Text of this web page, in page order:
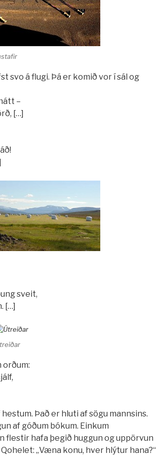
svo á flugi. Þá er komið vor í sál og
–
[…]
sveit,
[…]
orðum:
Það er hluti af sögu mannsins.
af góðum bókum. Einkum
flestir hafa þegið huggun og uppörvun
„Væna konu, hver hlýtur hana?“